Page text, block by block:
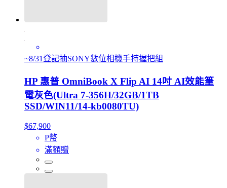
~8/31登記抽SONY數位相機手持握把組
HP 惠普 OmniBook X Flip AI 14吋 AI效能筆
電灰色(Ultra 7-356H/32GB/1TB
SSD/WIN11/14-kb0080TU)
$67,900
P幣
滿額贈